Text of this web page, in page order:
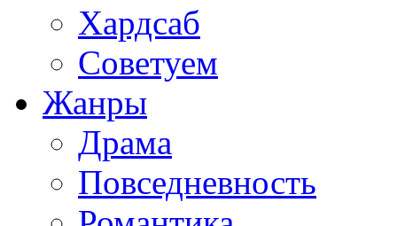
Хардсаб
Советуем
Жанры
Драма
Повседневность